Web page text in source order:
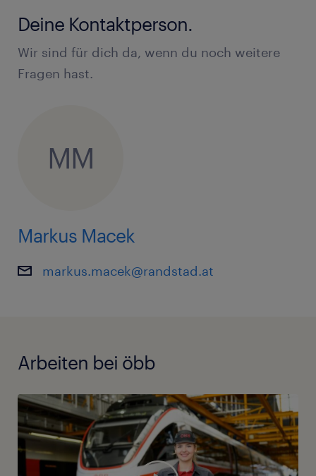
Handwerkliches Geschick & technisches
Diverse Wartungs- und
Diverse Reparaturtätigkeiten
Aus- und Durchführung laut Anweisung
Unser Angebot:
Einen sicheren & langfristigen
Deine Kontaktperson.
Wir sind für dich da, wenn du noch weitere
Fragen hast.
MM
Markus Macek
markus.macek@randstad.at
Arbeiten bei öbb